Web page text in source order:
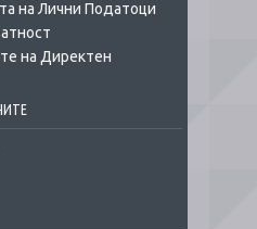
на Лични Податоци
на Директен